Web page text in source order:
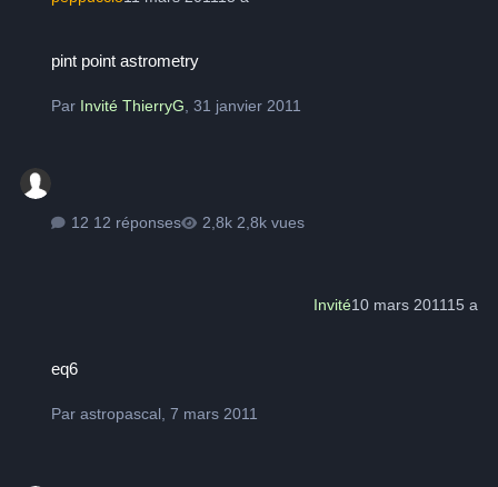
pint point astrometry
Par Invité ThierryG ,31 janvier 2011
12 réponses 2,8k vues
Invité10 mars 201115 a
eq6
Parastropascal ,7 mars 2011